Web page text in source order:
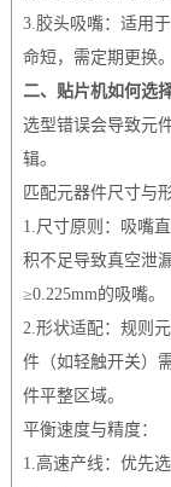
3.胶头吸嘴：适用
命短，需定期更换。
二、贴片机如何选
选型错误会导致元
辑。
匹配元器件尺寸与形
1.尺寸原则：吸嘴
积不足导致真空泄
≥0.225mm的吸嘴。
2.形状适配：规则
件（如轻触开关）
件平整区域。
平衡速度与精度：
1.高速产线：优先